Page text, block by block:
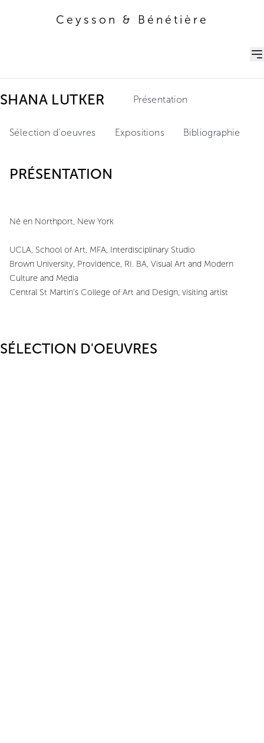
Ceysson & Bénétière
SHANA LUTKER Présentation
Sélection d'oeuvres Expositions Bibliographie
PRÉSENTATION
Né en Northport, New York
UCLA, School of Art, MFA, Interdisciplinary Studio
Brown University, Providence, RI. BA, Visual Art and Modern
Culture and Media
Central St Martin’s College of Art and Design, visiting artist
SÉLECTION D'OEUVRES